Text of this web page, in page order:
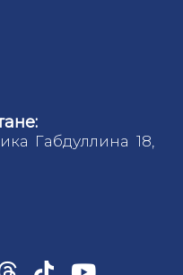
Габдуллина 18,